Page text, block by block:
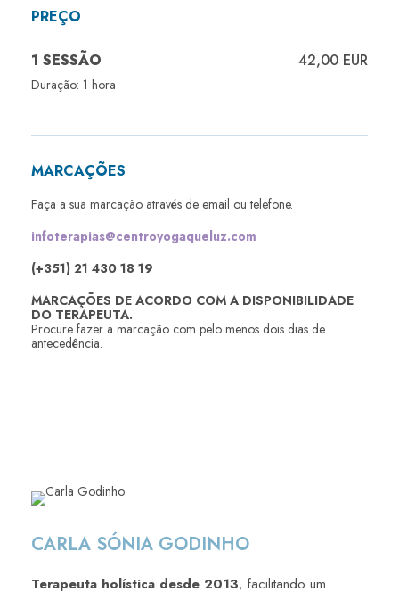
PREÇO
1 SESSÃO 42,00 EUR
Duração: 1 hora
MARCAÇÕES
Faça a sua marcação através de email ou telefone.
infoterapias@centroyogaqueluz.com
(+351) 21 430 18 19
MARCAÇÕES DE ACORDO COM A DISPONIBILIDADE
DO TERAPEUTA.
Procure fazer a marcação com pelo menos dois dias de
antecedência.
CARLA SÓNIA GODINHO
Terapeuta holística desde 2013, facilitando um